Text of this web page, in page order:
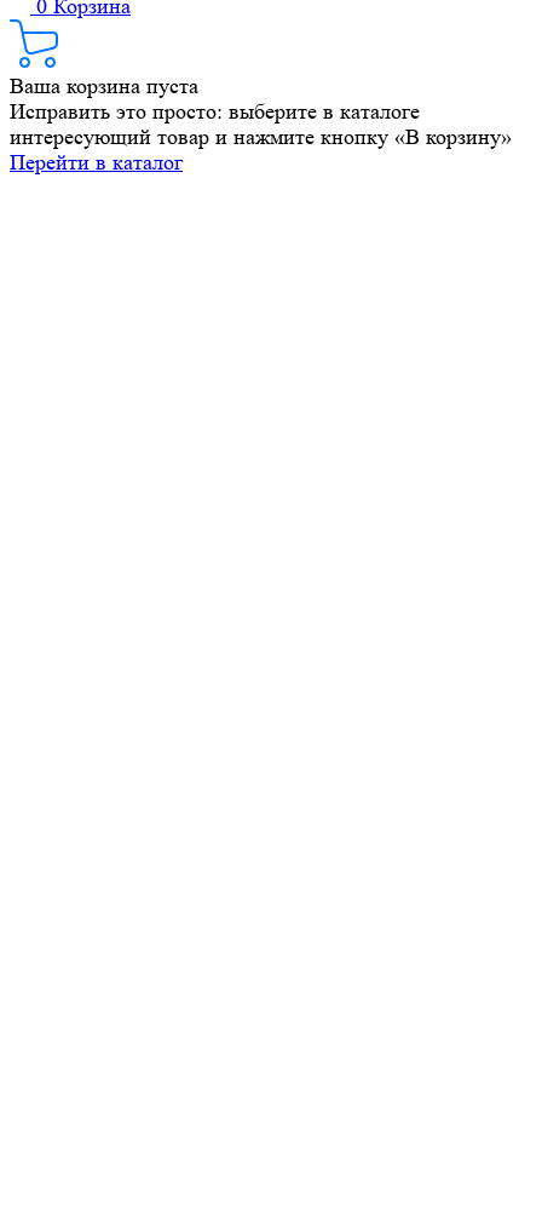
0 Корзина
Ваша корзина пуста
Исправить это просто: выберите в каталоге
интересующий товар и нажмите кнопку «В корзину»
Перейти в каталог